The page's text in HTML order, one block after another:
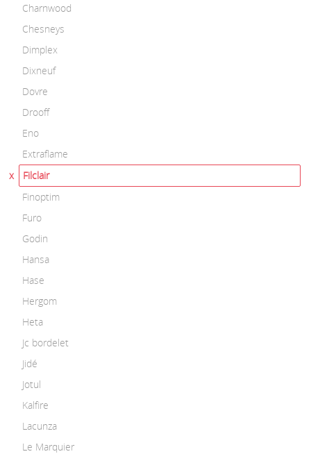
Charnwood
Chesneys
Dimplex
Dixneuf
Dovre
Drooff
Eno
Extraflame
Filclair
Finoptim
Furo
Godin
Hansa
Hase
Hergom
Heta
Jc bordelet
Jidé
Jotul
Kalfire
Lacunza
Le Marquier